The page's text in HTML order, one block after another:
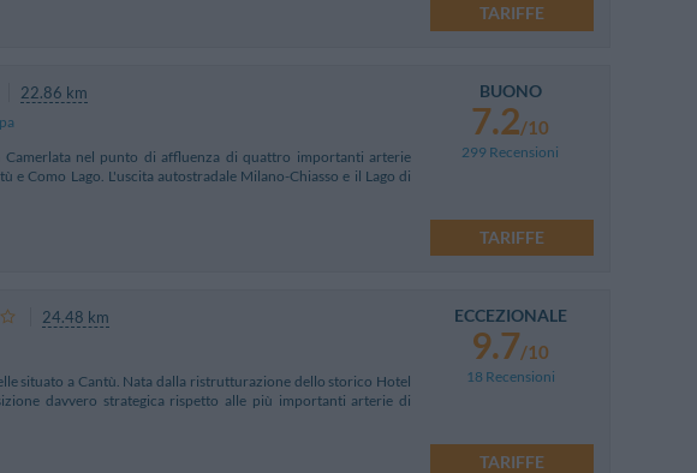
TARIFFE
22.86 km
nel punto di affluenza di quattro importanti arterie
e Como Lago. L'uscita autostradale Milano-Chiasso e il Lago di
BUONO
7.2/10
299 Recensioni
TARIFFE
24.48 km
situato a Cantù. Nata dalla ristrutturazione dello storico Hotel
davvero strategica rispetto alle più importanti arterie di
ECCEZIONALE
9.7/10
18 Recensioni
TARIFFE